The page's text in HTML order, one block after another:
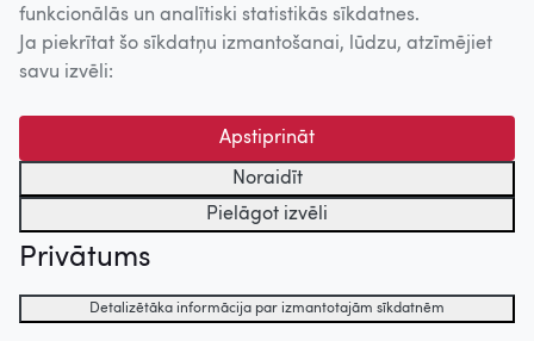
Uz augšu
© 2026 Nacionālais Kino centrs, Kultūras informācijas sistēmu
centrs. Sadarbības partneris: Latvijas Valsts
kinofotofonodokumentu arhīvs.
funkcionālās un analītiski statistikās sīkdatnes.
Ja piekrītat šo sīkdatņu izmantošanai, lūdzu, atzīmējiet
savu izvēli:
Apstiprināt
Noraidīt
Pielāgot izvēli
Privātums
Detalizētāka informācija par izmantotajām sīkdatnēm